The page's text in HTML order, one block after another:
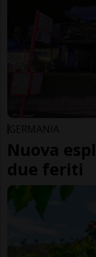
GERMANIA
Nuova
due feriti